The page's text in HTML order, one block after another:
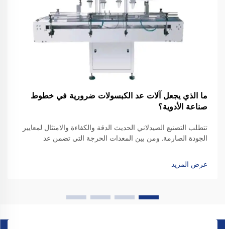
ما الذي يجعل آلات عد الكبسولات ضرورية في خطوط
صناعة الأدوية؟
تتطلب التصنيع الصيدلاني الحديث الدقة والكفاءة والامتثال لمعايير
الجودة الصارمة. ومن بين المعدات الحرجة التي تضمن عد
عرض المزيد